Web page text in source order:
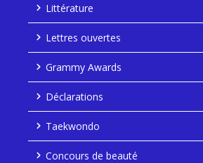
Littérature
Lettres ouvertes
Grammy Awards
Déclarations
Taekwondo
Concours de beauté